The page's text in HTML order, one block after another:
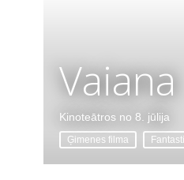
Vaiana
Kinoteātros no 8. jūlija
Ģimenes filma